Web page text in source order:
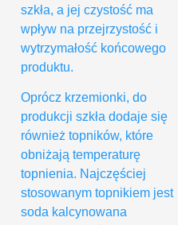
szkła, a jej czystość ma
wpływ na przejrzystość i
wytrzymałość końcowego
produktu.
Oprócz krzemionki, do
produkcji szkła dodaje się
również topników, które
obniżają temperaturę
topnienia. Najczęściej
stosowanym topnikiem jest
soda kalcynowana